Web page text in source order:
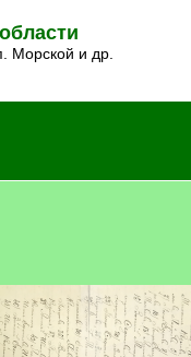
Морской и др.